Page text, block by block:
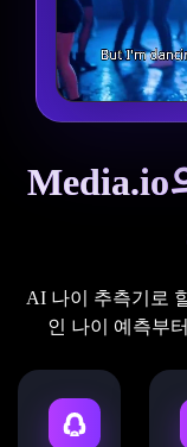
Media.io
AI 나이 추측기로
인 나이 예측부